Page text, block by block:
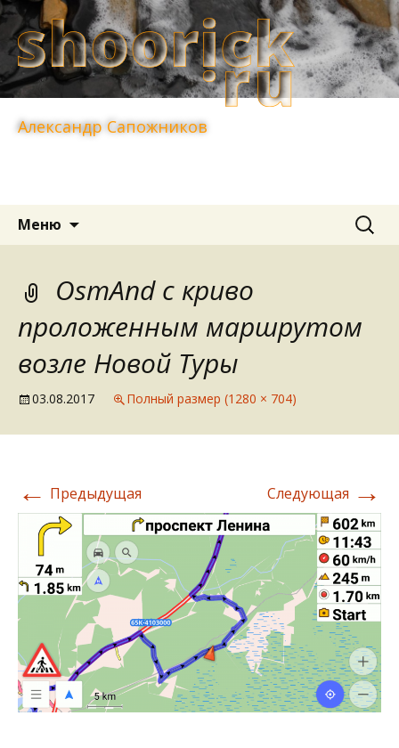
Александр Сапожников
Меню Найти:
OsmAnd с криво
проложенным маршрутом
возле Новой Туры
03.08.2017 Полный размер (1280 × 704)
← Предыдущая Следующая →